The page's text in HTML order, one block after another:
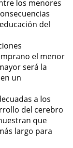
De
de una
los menores
del
el menor
será la
un
a los
del cerebro
que
largo para